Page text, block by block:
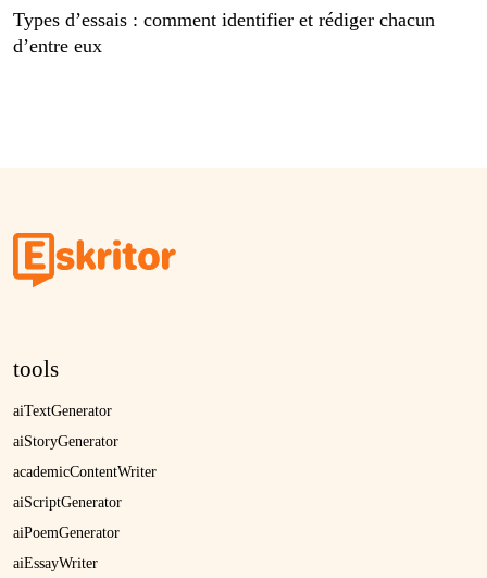
Types d’essais : comment identifier et rédiger chacun
d’entre eux
tools
aiTextGenerator
aiStoryGenerator
academicContentWriter
aiScriptGenerator
aiPoemGenerator
aiEssayWriter